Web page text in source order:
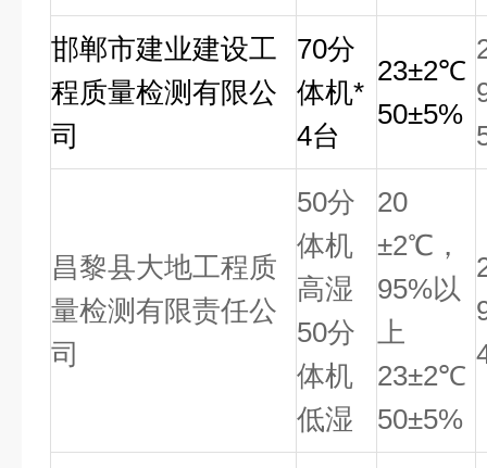
邯郸市建业建设工
程质量检测有限公
司
70分
体机*
4台
23±2℃
50±5%
昌黎县大地工程质
量检测有限责任公
司
50分
体机
高湿
50分
体机
低湿
20
±2℃，
95%以
上
23±2℃
50±5%